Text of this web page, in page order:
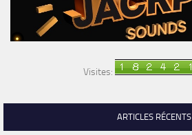
Visites:
ARTICLES RÉCENTS